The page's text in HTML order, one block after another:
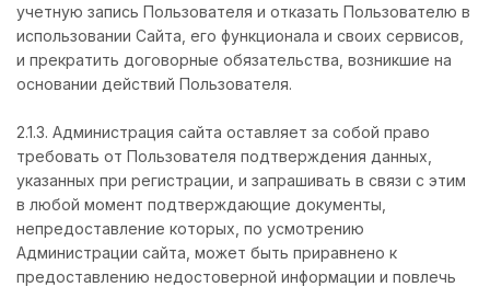
учетную запись Пользователя и отказать Пользователю в
использовании Сайта, его функционала и своих сервисов,
и прекратить договорные обязательства, возникшие на
основании действий Пользователя.
2.1.3. Администрация сайта оставляет за собой право
требовать от Пользователя подтверждения данных,
указанных при регистрации, и запрашивать в связи с этим
в любой момент подтверждающие документы,
непредоставление которых, по усмотрению
Администрации сайта, может быть приравнено к
предоставлению недостоверной информации и повлечь